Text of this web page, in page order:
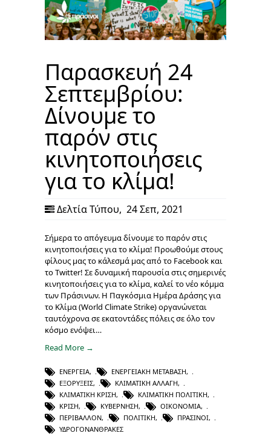
Παρασκευή 24
Σεπτεμβρίου:
Δίνουμε το
παρόν στις
κινητοποιήσεις
για το κλίμα!
Δελτία Τύπου, 24 Σεπ, 2021
Σήμερα το απόγευμα δίνουμε το παρόν στις
κινητοποιήσεις για το κλίμα! Προωθούμε στους
φίλους μας το κάλεσμά μας από το Facebook και
το Twitter! Σε δυναμική παρουσία στις σημερινές
κινητοποιήσεις για το κλίμα, καλεί το νέο κόμμα
των Πράσινων. Η Παγκόσμια Ημέρα Δράσης για
το Κλίμα (World Climate Strike) οργανώνεται
ταυτόχρονα σε εκατοντάδες πόλεις σε όλο τον
κόσμο ενόψει…
Read More →
ΕΝΈΡΓΕΙΑ, ΕΝΕΡΓΕΙΑΚΉ ΜΕΤΆΒΑΣΗ,
ΕΞΟΡΎΞΕΙΣ, ΚΛΙΜΑΤΙΚΉ ΑΛΛΑΓΉ,
ΚΛΙΜΑΤΙΚΉ ΚΡΊΣΗ, ΚΛΙΜΑΤΙΚΉ ΠΟΛΙΤΙΚΉ,
ΚΡΊΣΗ, ΚΥΒΈΡΝΗΣΗ, ΟΙΚΟΝΟΜΊΑ,
ΠΕΡΙΒΆΛΛΟΝ, ΠΟΛΙΤΙΚΉ, ΠΡΆΣΙΝΟΙ,
ΥΔΡΟΓΟΝΆΝΘΡΑΚΕΣ